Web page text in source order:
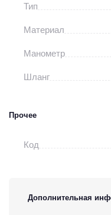
Тип
Материал
Манометр
Шланг
Прочее
Код
Дополнительная